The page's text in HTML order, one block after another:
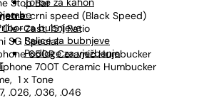
za bubnjeve
Palice za bubnjeve
Podloge za vježbanje
Stop Bar
: crni speed (Black Speed)
Cast; 15:1 Ratio
SG Special
650R Ceramic Humbucker
700T Ceramic Humbucker
1 x Tone
.026, .036, .046